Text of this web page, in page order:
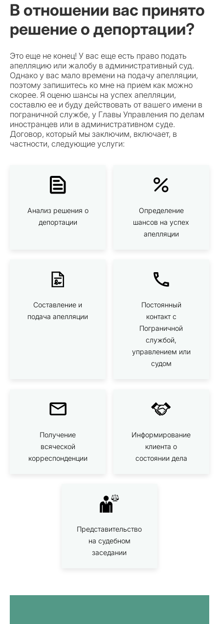
В отношении вас принято
решение о депортации?
Это еще не конец! У вас еще есть право подать
апелляцию или жалобу в административный суд.
Однако у вас мало времени на подачу апелляции,
поэтому запишитесь ко мне на прием как можно
скорее. Я оценю шансы на успех апелляции,
составлю ее и буду действовать от вашего имени в
пограничной службе, у Главы Управления по делам
иностранцев или в административном суде.
Договор, который мы заключим, включает, в
частности, следующие услуги:
Анализ решения о
депортации
Определение
шансов на успех
апелляции
Составление и
подача апелляции
Постоянный
контакт с
Пограничной
службой,
управлением или
судом
Получение
всяческой
корреспонденции
Информирование
клиента о
состоянии дела
Представительство
на судебном
заседании